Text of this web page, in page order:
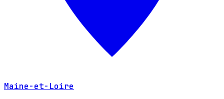
Maine-et-Loire